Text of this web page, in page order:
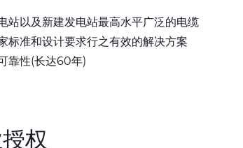
站以及新建发电站最高水平广泛的电缆
标准和设计要求行之有效的解决方案
靠性(长达60年)
权